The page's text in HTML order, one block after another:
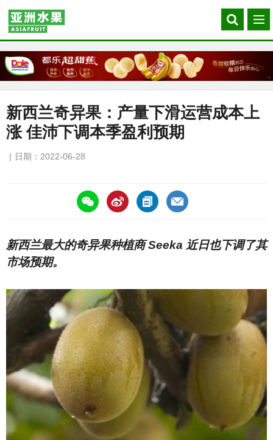
Search
our
菜
单
新西兰奇异果：产量下滑运营成本上
涨 佳沛下调本季盈利预期
日期：2022-06-28
https://asiafruitchina.net/21990.html
新西兰最大的奇异果种植商 Seeka 近日也下调了其
市场预期。